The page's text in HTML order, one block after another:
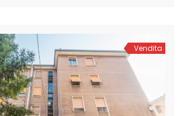
e indispensabile box auto a […]
Vendita